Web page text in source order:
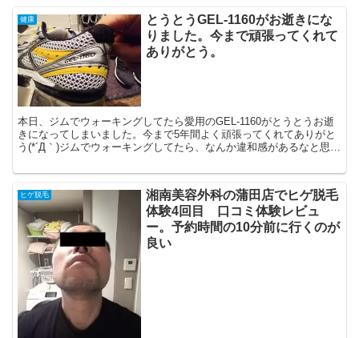
健康
とうとうGEL-1160がお逝きにな
りました。今まで頑張ってくれて
ありがとう。
本日、ジムでウォーキングしてたら愛用のGEL-1160がとうとうお逝
きになってしまいました。今まで5年間よく頑張ってくれてありがと
う(*´Д｀)ジムでウォーキングしてたら、なんか違和感があるなと思っ
ヒゲ脱毛
湘南美容外科の蒲田店でヒゲ脱毛
体験4回目 口コミ体験レビュ
ー。予約時間の10分前に行くのが
良い